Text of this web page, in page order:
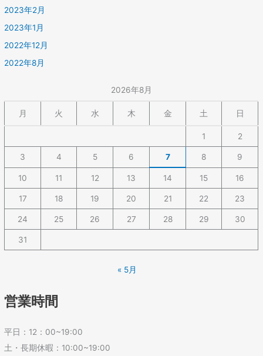
2023年2月
2023年1月
2022年12月
2022年8月
2026年8月
月 火 水 木 金 土 日
1 2
3 4 5 6 7 8 9
10 11 12 13 14 15 16
17 18 19 20 21 22 23
24 25 26 27 28 29 30
31
« 5月
営業時間
平日：12：00~19:00
土・長期休暇：10:00~19:00